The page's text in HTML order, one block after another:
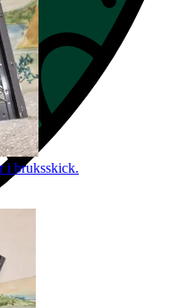
i bruksskick.